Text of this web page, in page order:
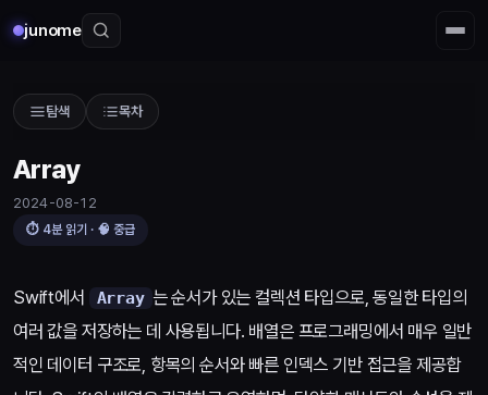
junome
탐색 목차
Array
2024-08-12
⏱ 4분 읽기 · 🧠 중급
Array
Swift에서 Array 는 순서가 있는 컬렉션 타입으로, 동일한 타입의
여러 값을 저장하는 데 사용됩니다. 배열은 프로그래밍에서 매우 일반
적인 데이터 구조로, 항목의 순서와 빠른 인덱스 기반 접근을 제공합